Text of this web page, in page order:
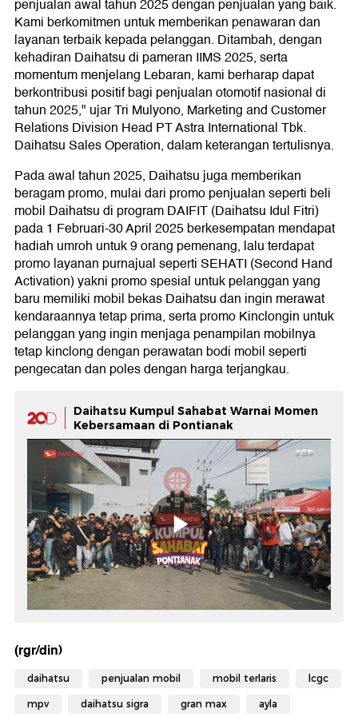
penjualan awal tahun 2025 dengan penjualan yang baik.
Kami berkomitmen untuk memberikan penawaran dan
layanan terbaik kepada pelanggan. Ditambah, dengan
kehadiran Daihatsu di pameran IIMS 2025, serta
momentum menjelang Lebaran, kami berharap dapat
berkontribusi positif bagi penjualan otomotif nasional di
tahun 2025," ujar Tri Mulyono, Marketing and Customer
Relations Division Head PT Astra International Tbk.
Daihatsu Sales Operation, dalam keterangan tertulisnya.
Pada awal tahun 2025, Daihatsu juga memberikan
beragam promo, mulai dari promo penjualan seperti beli
mobil Daihatsu di program DAIFIT (Daihatsu Idul Fitri)
pada 1 Februari-30 April 2025 berkesempatan mendapat
hadiah umroh untuk 9 orang pemenang, lalu terdapat
promo layanan purnajual seperti SEHATI (Second Hand
Activation) yakni promo spesial untuk pelanggan yang
baru memiliki mobil bekas Daihatsu dan ingin merawat
kendaraannya tetap prima, serta promo Kinclongin untuk
pelanggan yang ingin menjaga penampilan mobilnya
tetap kinclong dengan perawatan bodi mobil seperti
pengecatan dan poles dengan harga terjangkau.
Daihatsu Kumpul Sahabat Warnai Momen
Kebersamaan di Pontianak
(rgr/din)
daihatsu penjualan mobil mobil terlaris lcgc
mpv daihatsu sigra gran max ayla